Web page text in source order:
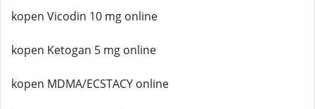
kopen Vicodin 10 mg online
kopen Ketogan 5 mg online
kopen MDMA/ECSTACY online